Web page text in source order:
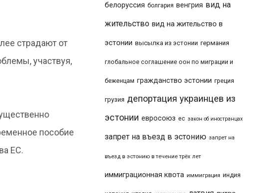
страдают от
участвуя,
пособие
ЕС.
белоруссия болгария венгрия вид на
жительство вид на жительство в
эстонии высылка из эстонии германия
глобальное соглашение оон по миграции и
беженцам гражданство эстонии греция
грузия депортация украинцев из
эстонии евросоюз ес закон об иностранцах
запрет на въезд в эстонию запрет на
въезд в эстонию в течение трёх лет
иммиграционная квота иммиграция индия